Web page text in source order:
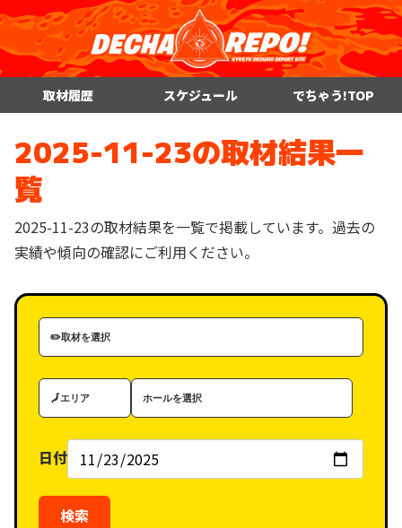
取材履歴 スケジュール でちゃう!TOP
2025-11-23の取材結果一
覧
2025-11-23の取材結果を一覧で掲載しています。過去の
実績や傾向の確認にご利用ください。
取
材
ゴ
ー
エ
リ
ホ
ー
（タ
グ）
日付
検索